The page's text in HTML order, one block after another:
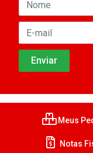
Meus
Notas